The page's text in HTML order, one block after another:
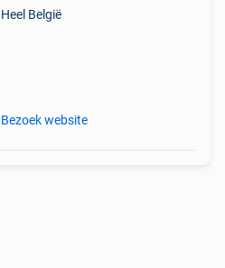
Heel België
Bezoek website